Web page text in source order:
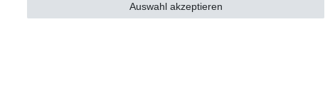
Auswahl akzeptieren